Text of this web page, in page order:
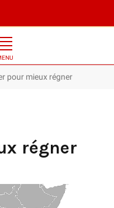
pour mieux régner
régner